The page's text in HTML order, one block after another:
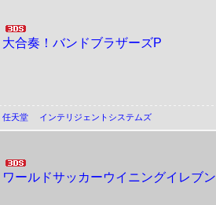
大合奏！バンドブラザーズP
任天堂 インテリジェントシステムズ
ワールドサッカーウイニングイレブン